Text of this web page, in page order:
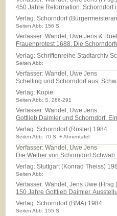
450 Jahre Reformation. Schorndorf
Verlag:Schorndorf
Seiten Abb: 156 S.
Verfasser: Wandel, Uwe Jens &
Frauenprotest 1688. Die
Verlag:Schriftenreihe Stadtarchiv
Seiten Abb:
Verfasser: Wandel, Uwe Jens
Schelling und Schorndorf aus:
Verlag: Kopie
Seiten Abb: S. 286-291
Verfasser: Wandel, Uwe Jens
Gottlieb Daimler und Schorndorf.
Verlag:Schorndorf (Rösler) 1984
Seiten Abb: 70 S. + Ahnentafel
Verfasser: Wandel, Uwe Jens
Die Weiber von Schorndorf Schwäb.
Verlag:Stuttgart (Konrad Theiss)
Seiten Abb:
Verfasser: Wandel, Jens Uwe (Hrsg.)
150 Jahre Gottlieb Daimler.
Verlag:Schorndorf (BMA) 1984
Seiten Abb: 155 S.